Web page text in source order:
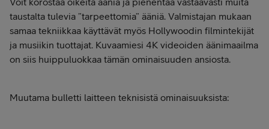
taustalta tulevia ”tarpeettomia” ääniä. Valmistajan mukaan
samaa tekniikkaa käyttävät myös Hollywoodin filmintekijät
ja musiikin tuottajat. Kuvaamiesi 4K videoiden äänimaailma
on siis huippuluokkaa tämän ominaisuuden ansiosta.
Muutama bulletti laitteen teknisistä ominaisuuksista: